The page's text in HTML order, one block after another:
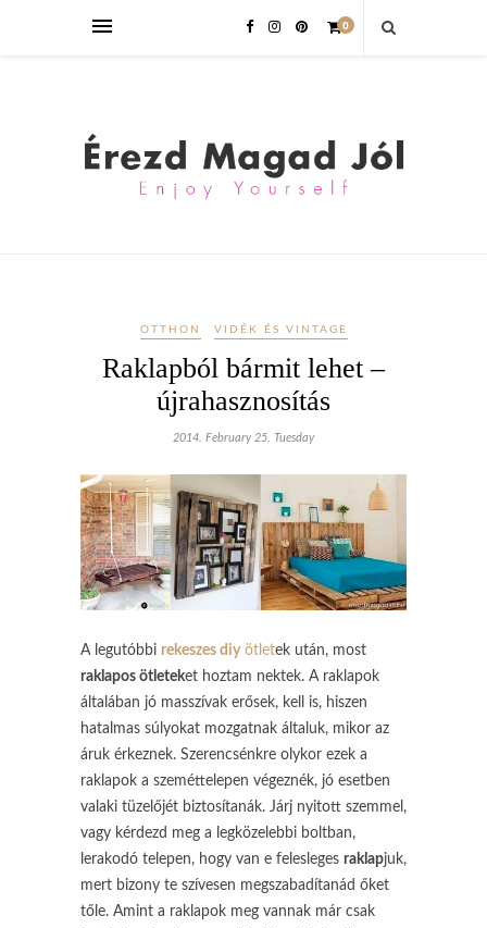
0
OTTHON VIDÉK ÉS VINTAGE
Raklapból bármit lehet –
újrahasznosítás
2014. February 25. Tuesday
A legutóbbi rekeszes diyötletek után, most
raklapos ötleteket hoztam nektek. A raklapok
általában jó masszívak erősek, kell is, hiszen
hatalmas súlyokat mozgatnak általuk, mikor az
áruk érkeznek. Szerencsénkre olykor ezek a
raklapok a szeméttelepen végeznék, jó esetben
valaki tüzelőjét biztosítanák. Járj nyitott szemmel,
vagy kérdezd meg a legközelebbi boltban,
lerakodó telepen, hogy van e felesleges raklapjuk,
mert bizony te szívesen megszabadítanád őket
tőle. Amint a raklapok meg vannak már csak